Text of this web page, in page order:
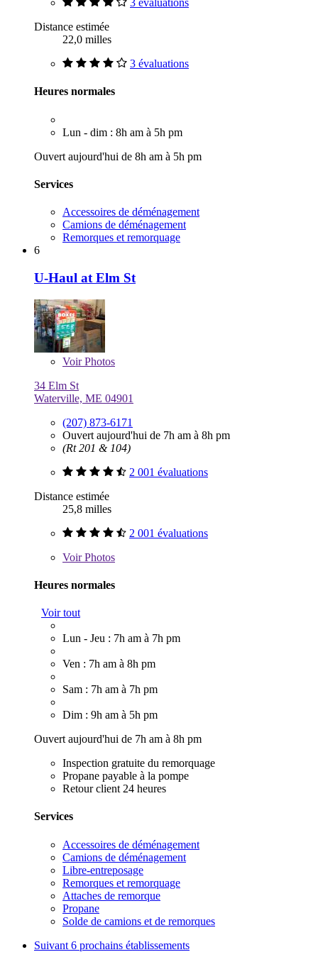
3 évaluations
Distance estimée
22,0 milles
3 évaluations
Heures normales
Lun - dim : 8h am à 5h pm
Ouvert aujourd'hui de 8h am à 5h pm
Services
Accessoires de déménagement
Camions de déménagement
Remorques et remorquage
6
U-Haul at Elm St
VoirPhotos
34 Elm St
Waterville, ME 04901
(207) 873-6171
Ouvert aujourd'hui de 7h am à 8h pm
(Rt 201 & 104)
2 001 évaluations
Distance estimée
25,8 milles
2 001 évaluations
VoirPhotos
Heures normales
Voir tout
Lun - Jeu : 7h am à 7h pm
Ven : 7h am à 8h pm
Sam : 7h am à 7h pm
Dim : 9h am à 5h pm
Ouvert aujourd'hui de 7h am à 8h pm
Inspection gratuite du remorquage
Propane payable à la pompe
Retour client 24 heures
Services
Accessoires de déménagement
Camions de déménagement
Libre-entreposage
Remorques et remorquage
Attaches de remorque
Propane
Solde de camions et de remorques
Suivant 6 prochains établissements